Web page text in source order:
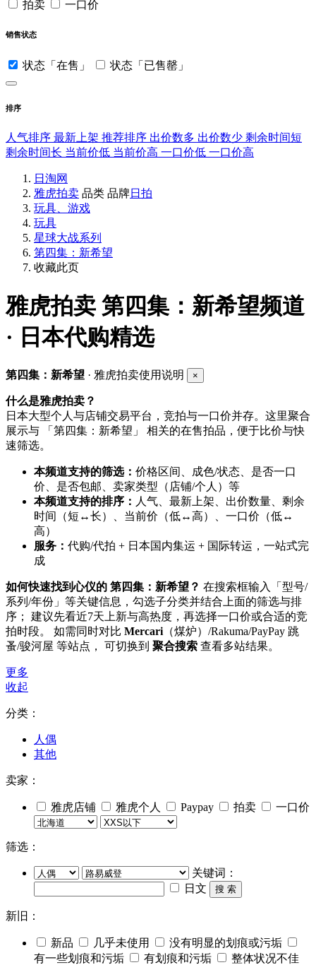
拍卖 一口价
销售状态
状态「在售」 状态「已售罄」
排序
人气排序 最新上架 推荐排序 出价数多 出价数少 剩余时间短
剩余时间长 当前价低 当前价高 一口价低 一口价高
日淘网
雅虎拍卖 品类 品牌日拍
玩具、游戏
玩具
星球大战系列
第四集：新希望
收藏此页
雅虎拍卖 第四集：新希望频道
· 日本代购精选
第四集：新希望 · 雅虎拍卖使用说明 ×
什么是雅虎拍卖？
日本大型个人与店铺交易平台，竞拍与一口价并存。这里聚合
展示与 「第四集：新希望」 相关的在售拍品，便于比价与快
速筛选。
本频道支持的筛选： 价格区间、成色/状态、是否一口
价、是否包邮、卖家类型（店铺/个人）等
本频道支持的排序： 人气、最新上架、出价数量、剩余
时间（短↔长）、当前价（低↔高）、一口价（低↔
高）
服务： 代购/代拍 + 日本国内集运 + 国际转运，一站式完
成
如何快速找到心仪的 第四集：新希望？ 在搜索框输入「型号/
系列/年份」等关键信息，勾选子分类并结合上面的筛选与排
序； 建议先看近7天上新与高热度，再选择一口价或合适的竞
拍时段。 如需同时对比 Mercari （煤炉）/Rakuma/PayPay 跳
蚤/骏河屋 等站点， 可切换到 聚合搜索 查看多站结果。
更多
收起
分类：
人偶
其他
卖家：
雅虎店铺 雅虎个人 Paypay 拍卖 一口价
筛选：
关键词：
日文
搜 索
新旧：
新品 几乎未使用
没有明显的划痕或污垢
有一些划痕和污垢
有划痕和污垢 整体状况不佳